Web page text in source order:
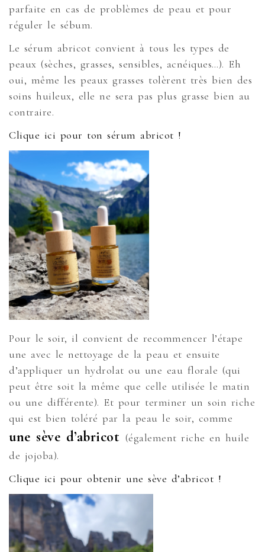
parfaite en cas de problèmes de peau et pour
réguler le sébum.
Le sérum abricot convient à tous les types de
peaux (sèches, grasses, sensibles, acnéiques…). Eh
oui, même les peaux grasses tolèrent très bien des
soins huileux, elle ne sera pas plus grasse bien au
contraire.
Clique ici pour ton sérum abricot !
Pour le soir, il convient de recommencer l’étape
une avec le nettoyage de la peau et ensuite
d’appliquer un hydrolat ou une eau florale (qui
peut être soit la même que celle utilisée le matin
ou une différente). Et pour terminer un soin riche
qui est bien toléré par la peau le soir, comme
une sève d’abricot (également riche en huile
de jojoba).
Clique ici pour obtenir une sève d’abricot !